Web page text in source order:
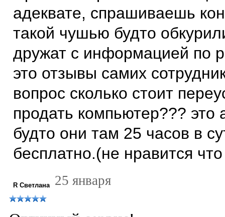
адеквате, спрашиваешь
такой чушью будто
дружат с информацией по
это отзывы самих
вопрос сколько стоит
продать компьютер??? это
будто они там 25 часов в
бесплатно.(не нравится
R Светлана 25 января